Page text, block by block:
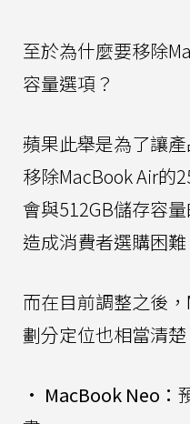
至於為什麼要移除
容量選項？
蘋果此舉是為了讓
移除MacBook Air的
會與512GB儲存容
造成消費者選購困難
而在目前調整之後
劃分定位也相當清楚
• MacBook Neo：